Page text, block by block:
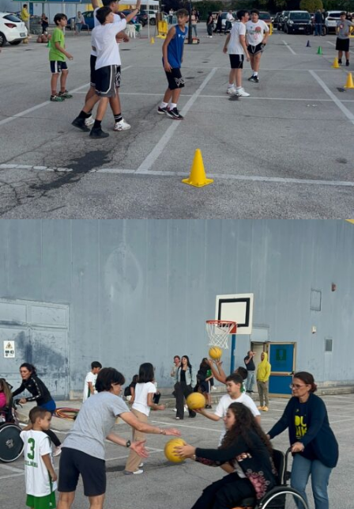
Author
BCA Sulmona
More Posts By BCA Sulmona
Leave A Reply
My comment is..